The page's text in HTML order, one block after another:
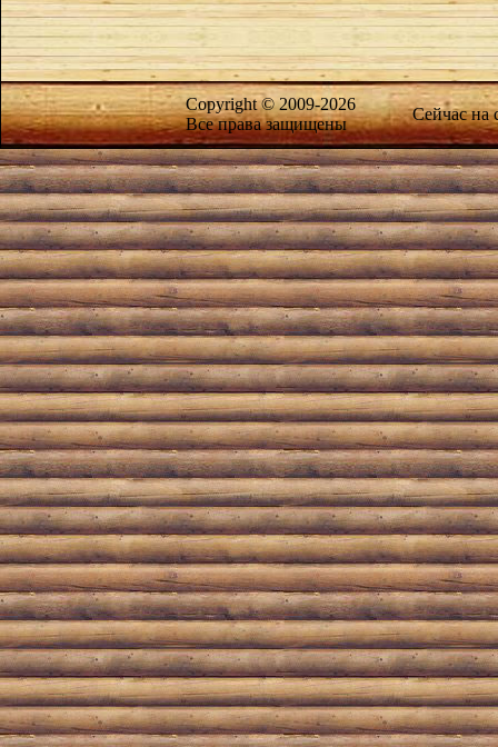
Copyright © 2009-2026
Все права защищены
Сейчас на